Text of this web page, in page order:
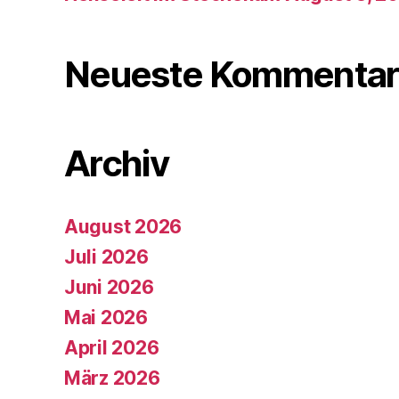
Neueste
Archiv
August 2026
Juli 2026
Juni 2026
Mai 2026
April 2026
März 2026